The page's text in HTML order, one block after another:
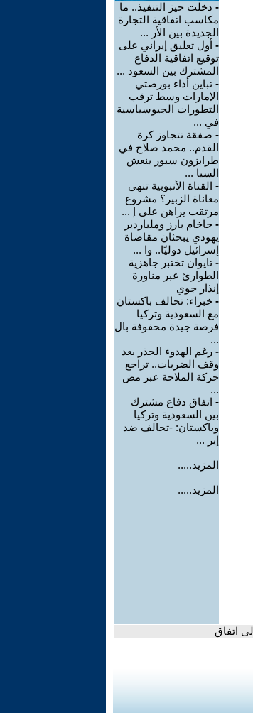
- دخلت حيز التنفيذ.. ما
مكاسب اتفاقية التجارة
الجديدة بين الأر ...
- أول تعليق إيراني على
توقيع اتفاقية الدفاع
المشترك بين السعود ...
- تباين أداء بورصتي
الإمارات وسط ترقب
التطورات الجيوسياسية
في ...
- صفقة تتجاوز كرة
القدم.. محمد صلاح في
طرابزون سبور ينعش
السيا ...
- القناة الأنبوبية تنهي
معاناة الزبير؟ مشروع
مرتقب يراهن على إ ...
- حاخام بارز وملياردير
يهودي يبحثان مقاضاة
إسرائيل دوليًا.. وا ...
- تايوان تختبر جاهزية
الطوارئ عبر مناورة
إنذار جوي
- خبراء: تحالف باكستان
مع السعودية وتركيا
فرصة جيدة محفوفة بال
...
- رغم الهدوء الحذر بعد
وقف الضربات.. تراجع
حركة الملاحة عبر مض
...
- اتفاق دفاع مشترك
بين السعودية وتركيا
وباكستان: -تحالف ضد
إير ...
المزيد.....
المزيد.....
اتفاق